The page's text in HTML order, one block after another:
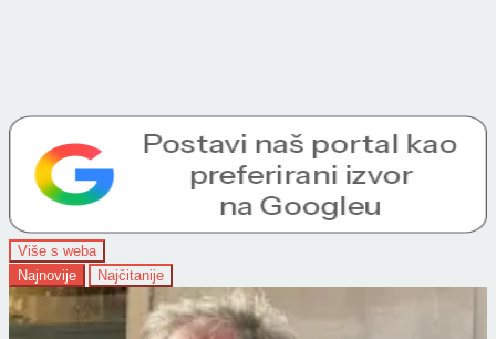
Više s weba
Najnovije
Najčitanije